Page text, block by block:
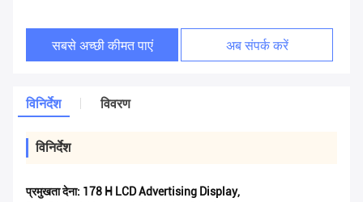
सबसे अच्छी कीमत पाएं अब संपर्क करें
विनिर्देश विवरण
विनिर्देश
प्रमुखता देना: 178 H LCD Advertising Display,